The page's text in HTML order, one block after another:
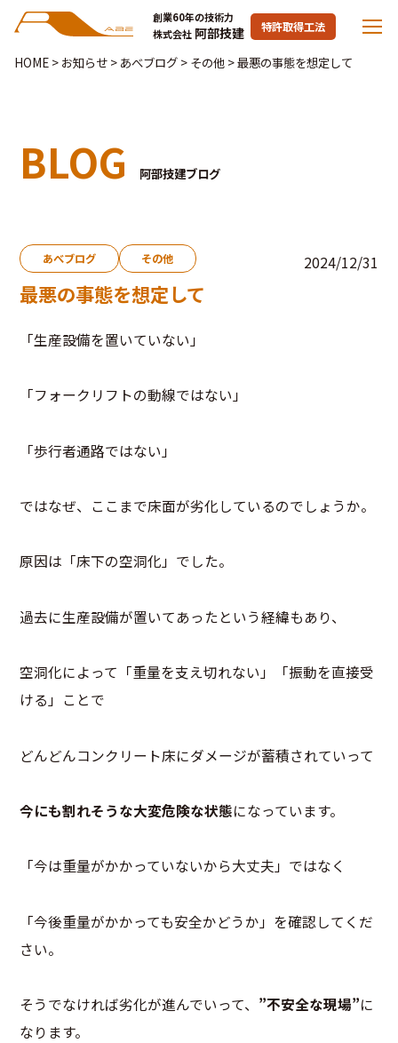
創業60年の技術力
株式会社 阿部技建 特許取得工法
HOME> お知らせ> あべブログ> その他>最悪の事態を想定して
BLOG 阿部技建ブログ
あべブログ その他 2024/12/31
最悪の事態を想定して
「生産設備を置いていない」
「フォークリフトの動線ではない」
「歩行者通路ではない」
ではなぜ、ここまで床面が劣化しているのでしょうか。
原因は「床下の空洞化」でした。
過去に生産設備が置いてあったという経緯もあり、
空洞化によって「重量を支え切れない」「振動を直接受
ける」ことで
どんどんコンクリート床にダメージが蓄積されていって
今にも割れそうな大変危険な状態になっています。
「今は重量がかかっていないから大丈夫」ではなく
「今後重量がかかっても安全かどうか」を確認してくだ
さい。
そうでなければ劣化が進んでいって、 ”不安全な現場”に
なります。